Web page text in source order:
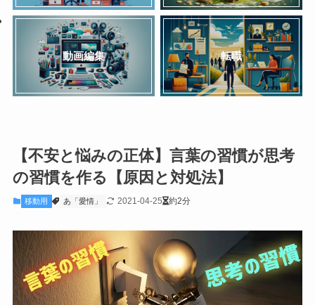
動画編集 転職
【不安と悩みの正体】言葉の習慣が思考
の習慣を作る【原因と対処法】
移動用 あ「愛情」 2021-04-25 約2分